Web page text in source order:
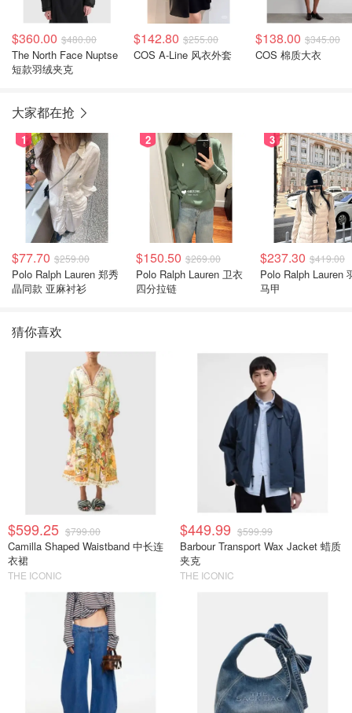
$360.00 $480.00
The North Face Nuptse
短款羽绒夹克
$142.80 $255.00
COS A-Line 风衣外套
$138.00 $345.00
COS 棉质大衣
大家都在抢
1
$77.70 $259.00
Polo Ralph Lauren 郑秀
晶同款 亚麻衬衫
2
$150.50 $269.00
Polo Ralph Lauren 卫衣
四分拉链
3
$237.30 $419.00
Polo Ralph Lauren
马甲
猜你喜欢
$599.25 $799.00
Camilla Shaped Waistband 中长连
衣裙
THE ICONIC
$449.99 $599.99
Barbour Transport Wax Jacket 蜡质
夹克
THE ICONIC